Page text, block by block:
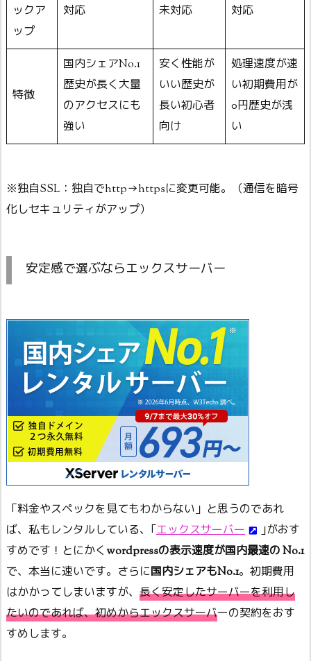
ックア
ップ
対応 未対応 対応
特徴
国内シェアNo.1
歴史が長く大量
のアクセスにも
強い
安く性能が
いい歴史が
長い初心者
向け
処理速度が速
い初期費用が
0円歴史が浅
い
※独自SSL：独自でhttp→httpsに変更可能。（通信を暗号
化しセキュリティがアップ）
安定感で選ぶならエックスサーバー
「料金やスペックを見てもわからない」と思うのであれ
ば、私もレンタルしている、｢ エックスサーバー
｣がおす
すめです！とにかくwordpressの表示速度が国内最速の No.1
で、本当に速いです。さらに国内シェアもNo.1。初期費用
はかかってしまいますが、 長く安定したサーバーを利用し
たいのであれば、初めからエックスサーバーの契約をおす
すめします。